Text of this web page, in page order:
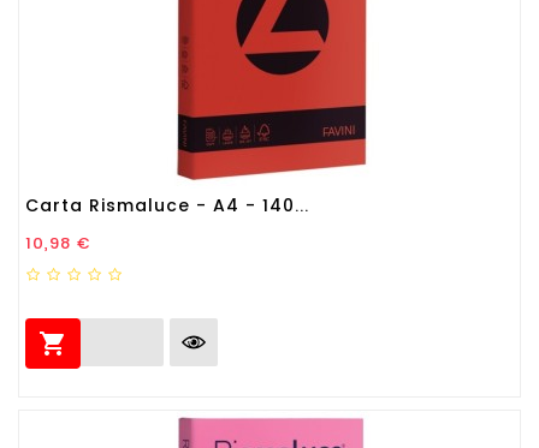
Carta Rismaluce - A4 - 140...
Prezzo
10,98 €
